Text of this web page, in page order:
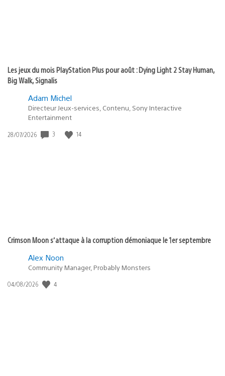
Les jeux du mois PlayStation Plus pour août : Dying Light 2 Stay Human,
Big Walk, Signalis
Adam Michel
Directeur Jeux-services, Contenu, Sony Interactive
Entertainment
Date
28/07/2026 3 14
Crimson Moon s’attaque à la corruption démoniaque le 1er septembre
Alex Noon
Community Manager, Probably Monsters
Date
04/08/2026 4